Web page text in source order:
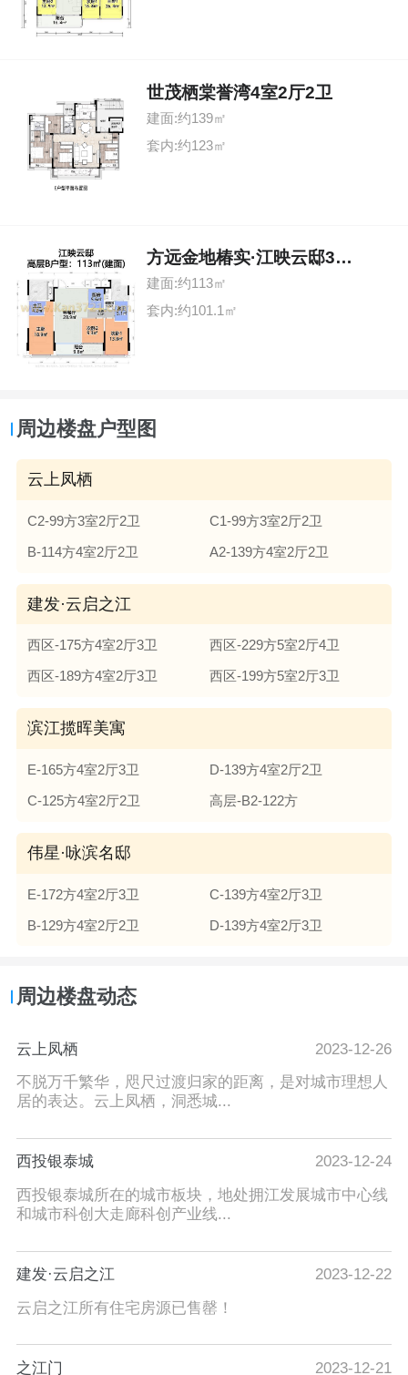
世茂栖棠誉湾4室2厅2卫
建面:约139㎡
套内:约123㎡
方远金地椿实·江映云邸3室2厅2卫
建面:约113㎡
套内:约101.1㎡
周边楼盘户型图
云上凤栖
C2-99方3室2厅2卫
C1-99方3室2厅2卫
B-114方4室2厅2卫
A2-139方4室2厅2卫
建发·云启之江
西区-175方4室2厅3卫
西区-229方5室2厅4卫
西区-189方4室2厅3卫
西区-199方5室2厅3卫
滨江揽晖美寓
E-165方4室2厅3卫
D-139方4室2厅2卫
C-125方4室2厅2卫
高层-B2-122方
伟星·咏滨名邸
E-172方4室2厅3卫
C-139方4室2厅3卫
B-129方4室2厅2卫
D-139方4室2厅3卫
周边楼盘动态
云上凤栖
2023-12-26
不脱万千繁华，咫尺过渡归家的距离，是对城市理想人
居的表达。云上凤栖，洞悉城...
西投银泰城
2023-12-24
西投银泰城所在的城市板块，地处拥江发展城市中心线
和城市科创大走廊科创产业线...
建发·云启之江
2023-12-22
云启之江所有住宅房源已售罄！
之江门
2023-12-21